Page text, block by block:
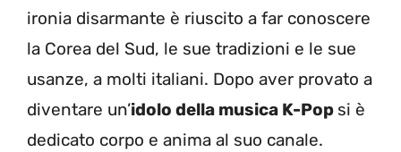
ironia disarmante è riuscito a far conoscere
la Corea del Sud, le sue tradizioni e le sue
usanze, a molti italiani. Dopo aver provato a
diventare un’idolo della musica K-Pop si è
dedicato corpo e anima al suo canale.